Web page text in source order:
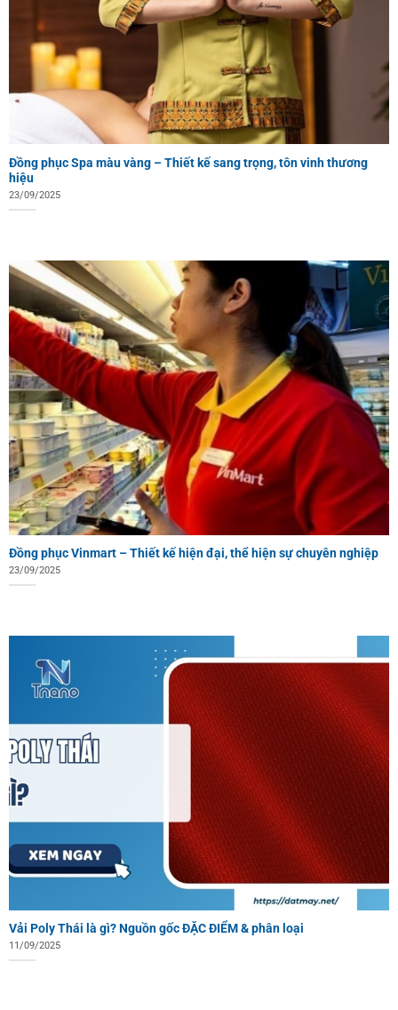
Đồng phục Spa màu vàng – Thiết kế sang trọng, tôn vinh thương
hiệu
23/09/2025
Đồng phục Vinmart – Thiết kế hiện đại, thể hiện sự chuyên nghiệp
23/09/2025
Vải Poly Thái là gì? Nguồn gốc ĐẶC ĐIỂM & phân loại
11/09/2025